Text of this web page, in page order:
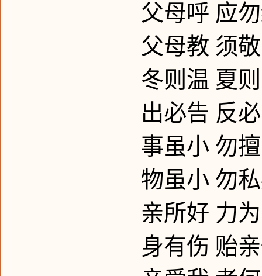
父母呼 应
父母教 须
冬则温 夏
出必告 反
事虽小 勿
物虽小 勿
亲所好 力
身有伤 贻